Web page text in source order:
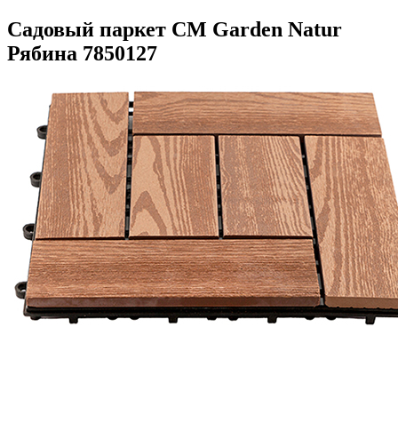
Садовый паркет CM Garden Natur
Рябина 7850127